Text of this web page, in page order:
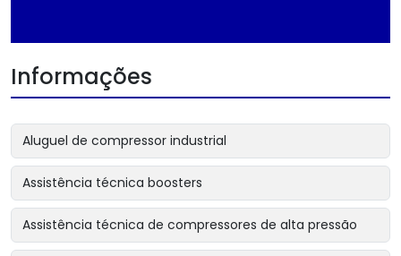
Informações
Aluguel de compressor industrial
Assistência técnica boosters
Assistência técnica de compressores de alta pressão